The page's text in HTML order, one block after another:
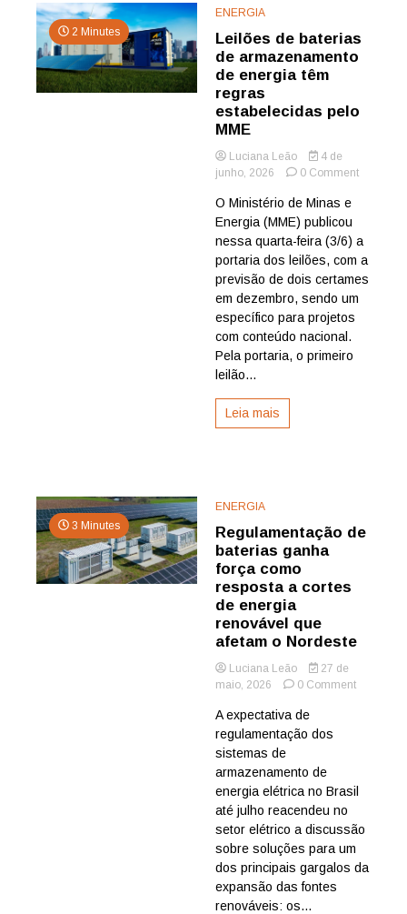
2 Minutes
ENERGIA
Leilões de baterias
de armazenamento
de energia têm
regras
estabelecidas pelo
MME
Luciana Leão
4 de
junho, 2026
0 Commenton
de
energia
têm
O Ministério de Minas e
Energia (MME) publicou
nessa quarta-feira (3/6) a
portaria dos leilões, com a
previsão de dois certames
em dezembro, sendo um
específico para projetos
com conteúdo nacional.
Pela portaria, o primeiro
leilão...
Leia mais
3 Minutes
ENERGIA
Regulamentação de
baterias ganha
força como
resposta a cortes
de energia
renovável que
afetam o Nordeste
Luciana Leão
27 de
maio, 2026
0 Commenton
resposta
cortes
de
energia
A expectativa de
regulamentação dos
sistemas de
armazenamento de
energia elétrica no Brasil
até julho reacendeu no
setor elétrico a discussão
sobre soluções para um
dos principais gargalos da
expansão das fontes
renováveis: os...